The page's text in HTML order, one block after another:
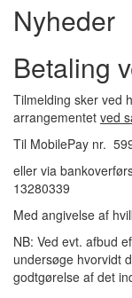
Nyheder
Betaling
Tilmelding sker ved
arrangementet ved
Til MobilePay nr.
eller via
13280339
Med angivelse af
NB: Ved evt. afbud
undersøge hvorvidt
godtgørelse af det